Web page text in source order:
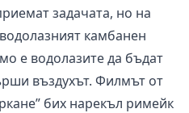
задачата, но на
камбанен
е водолазите да бъдат
въздухът. Филмът от
бих нарекъл римейк